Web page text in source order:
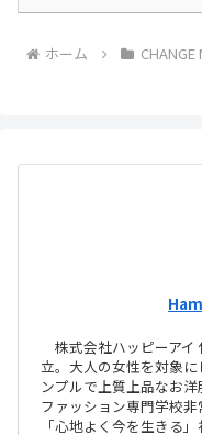
ホーム CHANGE
株式会社ハッピーア
立。大人の女性を対象
ンプルで上質上品なお
ファッション専門学校非
「心地よく今を生きる